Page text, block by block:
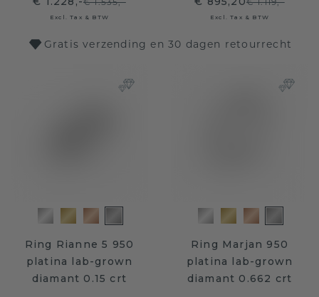
Excl. Tax & BTW Excl. Tax & BTW
Gratis verzending en 30 dagen retourrecht
Ring Rianne 5 950
platina lab-grown
diamant 0.15 crt
Ring Marjan 950
platina lab-grown
diamant 0.662 crt